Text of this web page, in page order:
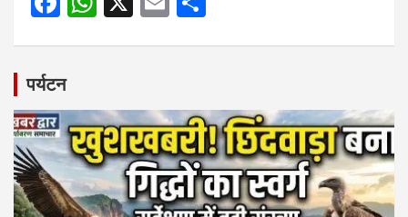
b
o
o
k
A
p
p
पर्यटन